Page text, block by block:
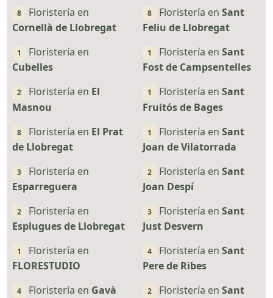
8
Floristería en
Cornellà de Llobregat
1
Floristería en
Cubelles
2 Floristería en El
Masnou
8 Floristería en El Prat
de Llobregat
3
Floristería en
Esparreguera
2
Floristería en
Esplugues de Llobregat
1
Floristería en
FLORESTUDIO
4 Floristería en Gavà
8 Floristería en Sant
Feliu de Llobregat
1 Floristería en Sant
Fost de Campsentelles
1 Floristería en Sant
Fruitós de Bages
1 Floristería en Sant
Joan de Vilatorrada
2 Floristería en Sant
Joan Despí
3 Floristería en Sant
Just Desvern
4 Floristería en Sant
Pere de Ribes
2 Floristería en Sant